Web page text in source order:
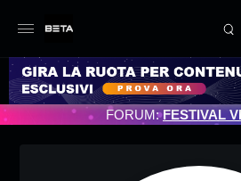
PROGRAMMATO 3/07/2025
FORUM:FESTIVAL